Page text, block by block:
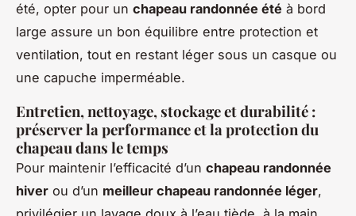
été, opter pour un chapeau randonnée été à bord
large assure un bon équilibre entre protection et
ventilation, tout en restant léger sous un casque ou
une capuche imperméable.
Entretien, nettoyage, stockage et durabilité :
préserver la performance et la protection du
chapeau dans le temps
Pour maintenir l’efficacité d’un chapeau randonnée
hiver ou d’un meilleur chapeau randonnée léger,